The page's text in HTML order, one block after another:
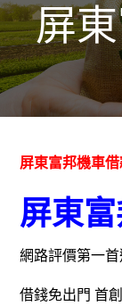
屏
屏東富邦機車
屏東
網路評價第一
借錢免出門 首